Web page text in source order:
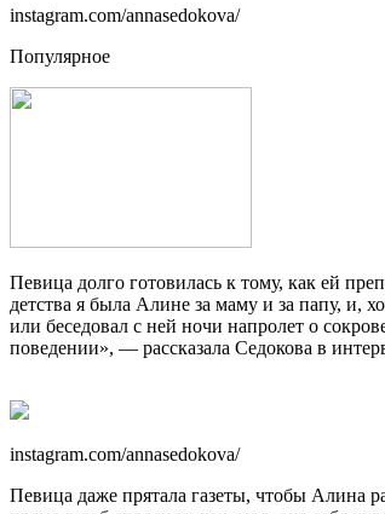
instagram.com/annasedokova/
Популярное
Певица долго готовилась к тому, как ей
детства я была Алине за маму и за папу, и,
или беседовал с ней ночи напролет о
поведении», — рассказала Седокова в
instagram.com/annasedokova/
Певица даже прятала газеты, чтобы Алина